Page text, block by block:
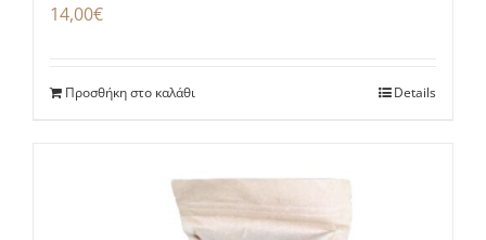
14,00€
Προσθήκη στο καλάθι Details